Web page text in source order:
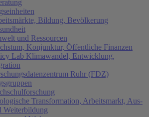
Bildung, Bevölkerung
und Ressourcen
Konjunktur, Öffentliche Finanzen
Lab Klimawandel, Entwicklung,
Ruhr (FDZ)
Transformation, Arbeitsmarkt, Aus-
Weiterbildung